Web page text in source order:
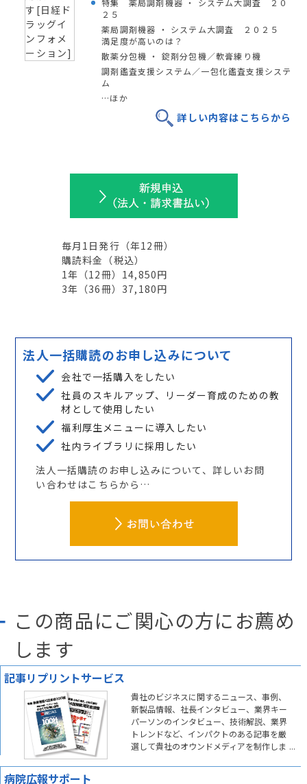
特集 薬局調剤機器 ・ システム大調査 ２０
２５
薬局調剤機器 ・ システム大調査 ２０２５
満足度が高いのは？
散薬分包機 ・ 錠剤分包機／軟膏練り機
調剤鑑査支援システム／一包化鑑査支援システ
ム
…ほか
詳しい内容はこちらから
毎月1日発行 （年12冊）
購読料金（税込）
1年（12冊）14,850円
3年（36冊）37,180円
法人一括購読のお申し込みについて
会社で一括購入をしたい
社員のスキルアップ、リーダー育成のための教
材として使用したい
福利厚生メニューに導入したい
社内ライブラリに採用したい
法人一括購読のお申し込みについて、詳しいお問
い合わせはこちらから…
この商品にご関心の方にお薦め
します
記事リプリントサービス
貴社のビジネスに関するニュース、事例、
新製品情報、社長インタビュー、業界キー
パーソンのインタビュー、技術解説、業界
トレンドなど、インパクトのある記事を厳
選して貴社のオウンドメディアを制作しま
病院広報サポート